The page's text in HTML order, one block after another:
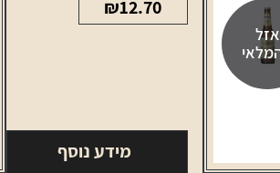
אזל
₪12.70
מידע נוסף